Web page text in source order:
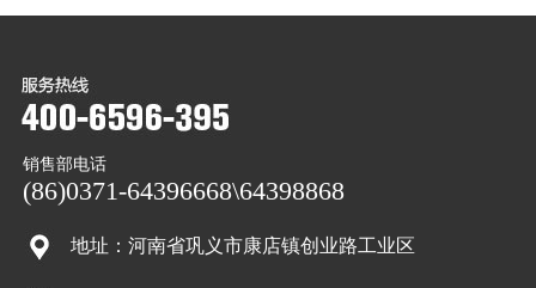
销售部电话
(86)0371-64396668\64398868
地址：河南省巩义市康店镇创业路工业区